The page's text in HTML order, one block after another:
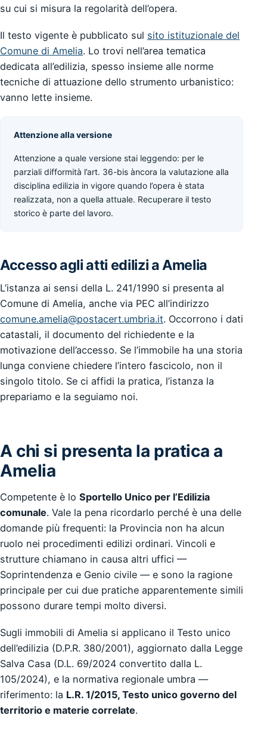
su cui si misura la regolarità dell’opera.
Il testo vigente è pubblicato sul sito istituzionale del
Comune di Amelia. Lo trovi nell’area tematica
dedicata all’edilizia, spesso insieme alle norme
tecniche di attuazione dello strumento urbanistico:
vanno lette insieme.
Attenzione alla versione
Attenzione a quale versione stai leggendo: per le
parziali difformità l’art. 36-bis àncora la valutazione alla
disciplina edilizia in vigore quando l’opera è stata
realizzata, non a quella attuale. Recuperare il testo
storico è parte del lavoro.
Accesso agli atti edilizi a Amelia
L’istanza ai sensi della L. 241/1990 si presenta al
Comune di Amelia, anche via PEC all’indirizzo
comune.amelia@postacert.umbria.it. Occorrono i dati
catastali, il documento del richiedente e la
motivazione dell’accesso. Se l’immobile ha una storia
lunga conviene chiedere l’intero fascicolo, non il
singolo titolo. Se ci affidi la pratica, l’istanza la
prepariamo e la seguiamo noi.
A chi si presenta la pratica a
Amelia
Competente è lo Sportello Unico per l’Edilizia
comunale. Vale la pena ricordarlo perché è una delle
domande più frequenti: la Provincia non ha alcun
ruolo nei procedimenti edilizi ordinari. Vincoli e
strutture chiamano in causa altri uffici —
Soprintendenza e Genio civile — e sono la ragione
principale per cui due pratiche apparentemente simili
possono durare tempi molto diversi.
Sugli immobili di Amelia si applicano il Testo unico
dell’edilizia (D.P.R. 380/2001), aggiornato dalla Legge
Salva Casa (D.L. 69/2024 convertito dalla L.
105/2024), e la normativa regionale umbra —
riferimento: la L.R. 1/2015, Testo unico governo del
territorio e materie correlate.